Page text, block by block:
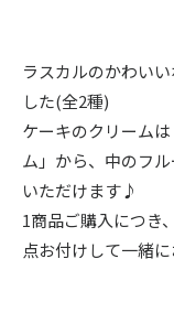
ラスカルのかわい
した(全2種)
ケーキのクリーム
ム」から、中のフ
いただけます♪
1商品ご購入につき
点お付けして一緒に